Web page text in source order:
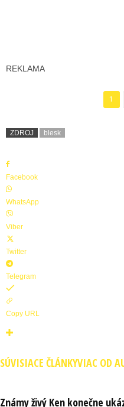
REKLAMA
1
ZDROJ blesk
Facebook
WhatsApp
Viber
Twitter
Telegram
Copy URL
SÚVISIACE ČLÁNKYVIAC OD
Známy živý Ken konečne